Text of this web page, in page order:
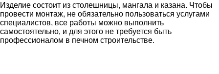
Изделие состоит из столешницы, мангала и казана. Чтобы
провести монтаж, не обязательно пользоваться услугами
специалистов, все работы можно выполнить
самостоятельно, и для этого не требуется быть
профессионалом в печном строительстве.